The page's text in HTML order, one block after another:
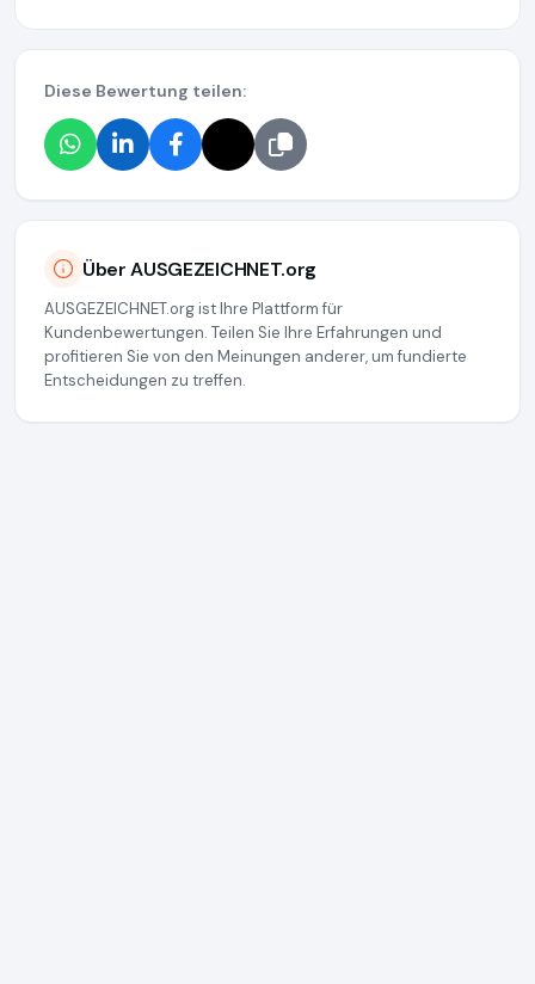
Diese Bewertung teilen:
Über AUSGEZEICHNET.org
AUSGEZEICHNET.org ist Ihre Plattform für
Kundenbewertungen. Teilen Sie Ihre Erfahrungen und
profitieren Sie von den Meinungen anderer, um fundierte
Entscheidungen zu treffen.